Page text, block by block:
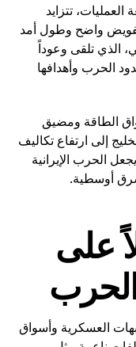
تتزايد
واضح وطول أمد
الذي تلقى وعوداً
الحرب وأهدافها
الطاقة ومضيق
إلى ارتفاع تكاليف
الحرب الإيرانية
أوسطية.
على
العسكرية وأسواق